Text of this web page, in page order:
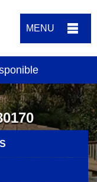
MENU